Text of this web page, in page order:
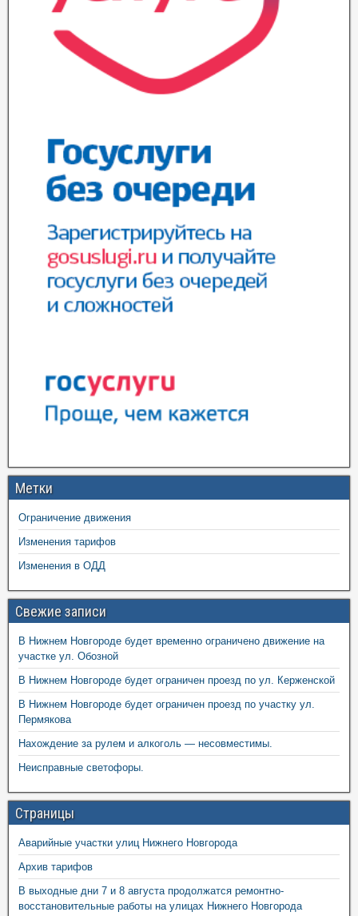
Метки
Ограничение движения
Изменения тарифов
Изменения в ОДД
Свежие записи
В Нижнем Новгороде будет временно ограничено движение на
участке ул. Обозной
В Нижнем Новгороде будет ограничен проезд по ул. Керженской
В Нижнем Новгороде будет ограничен проезд по участку ул.
Пермякова
Нахождение за рулем и алкоголь — несовместимы.
Неисправные светофоры.
Страницы
Аварийные участки улиц Нижнего Новгорода
Архив тарифов
В выходные дни 7 и 8 августа продолжатся ремонтно-
восстановительные работы на улицах Нижнего Новгорода